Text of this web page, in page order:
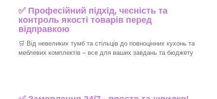
✅ Професійний підхід, чесність та
контроль якості товарів перед
відправкою
🛒 Від невеликих тумб та стільців до повноцінних кухонь та
меблевих комплектів – все для ваших завдань та бюджету